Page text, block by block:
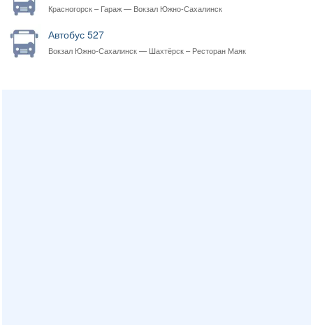
Красногорск – Гараж — Вокзал Южно-Сахалинск
Автобус 527
Вокзал Южно-Сахалинск — Шахтёрск – Ресторан Маяк